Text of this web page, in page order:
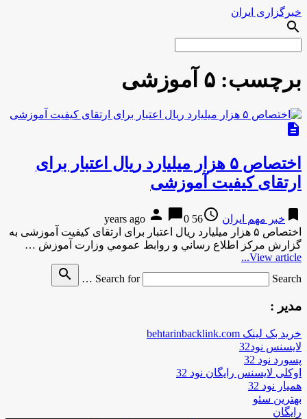
خبرگزاری ایران
search
برچسب: ۵ آموزشی
description
اختصاص ۵ هزار میلیارد ریال اعتبار برای
ارتقای کیفیت آموزشی
bookmark خبر مهم ایران access_time
56 years ago
person chat_bubble0
اختصاص ۵ هزار میلیارد ریال اعتبار برای ارتقای کیفیت آموزشی به
گزارش مركز اطلاع رساني و روابط عمومي وزارت آموزش …
View article...
Search for
Search …
search
مدیر :
خرید بک لینک behtarinbacklink.com
لایسنس نود32
پسورد نود 32
اوکلی لایسنس رایگان نود 32
همیار نود 32
بهترین سئو
رایگان